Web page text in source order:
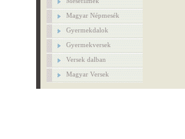
Magyar Népmesék
Gyermekdalok
Gyermekversek
Versek dalban
Magyar Versek